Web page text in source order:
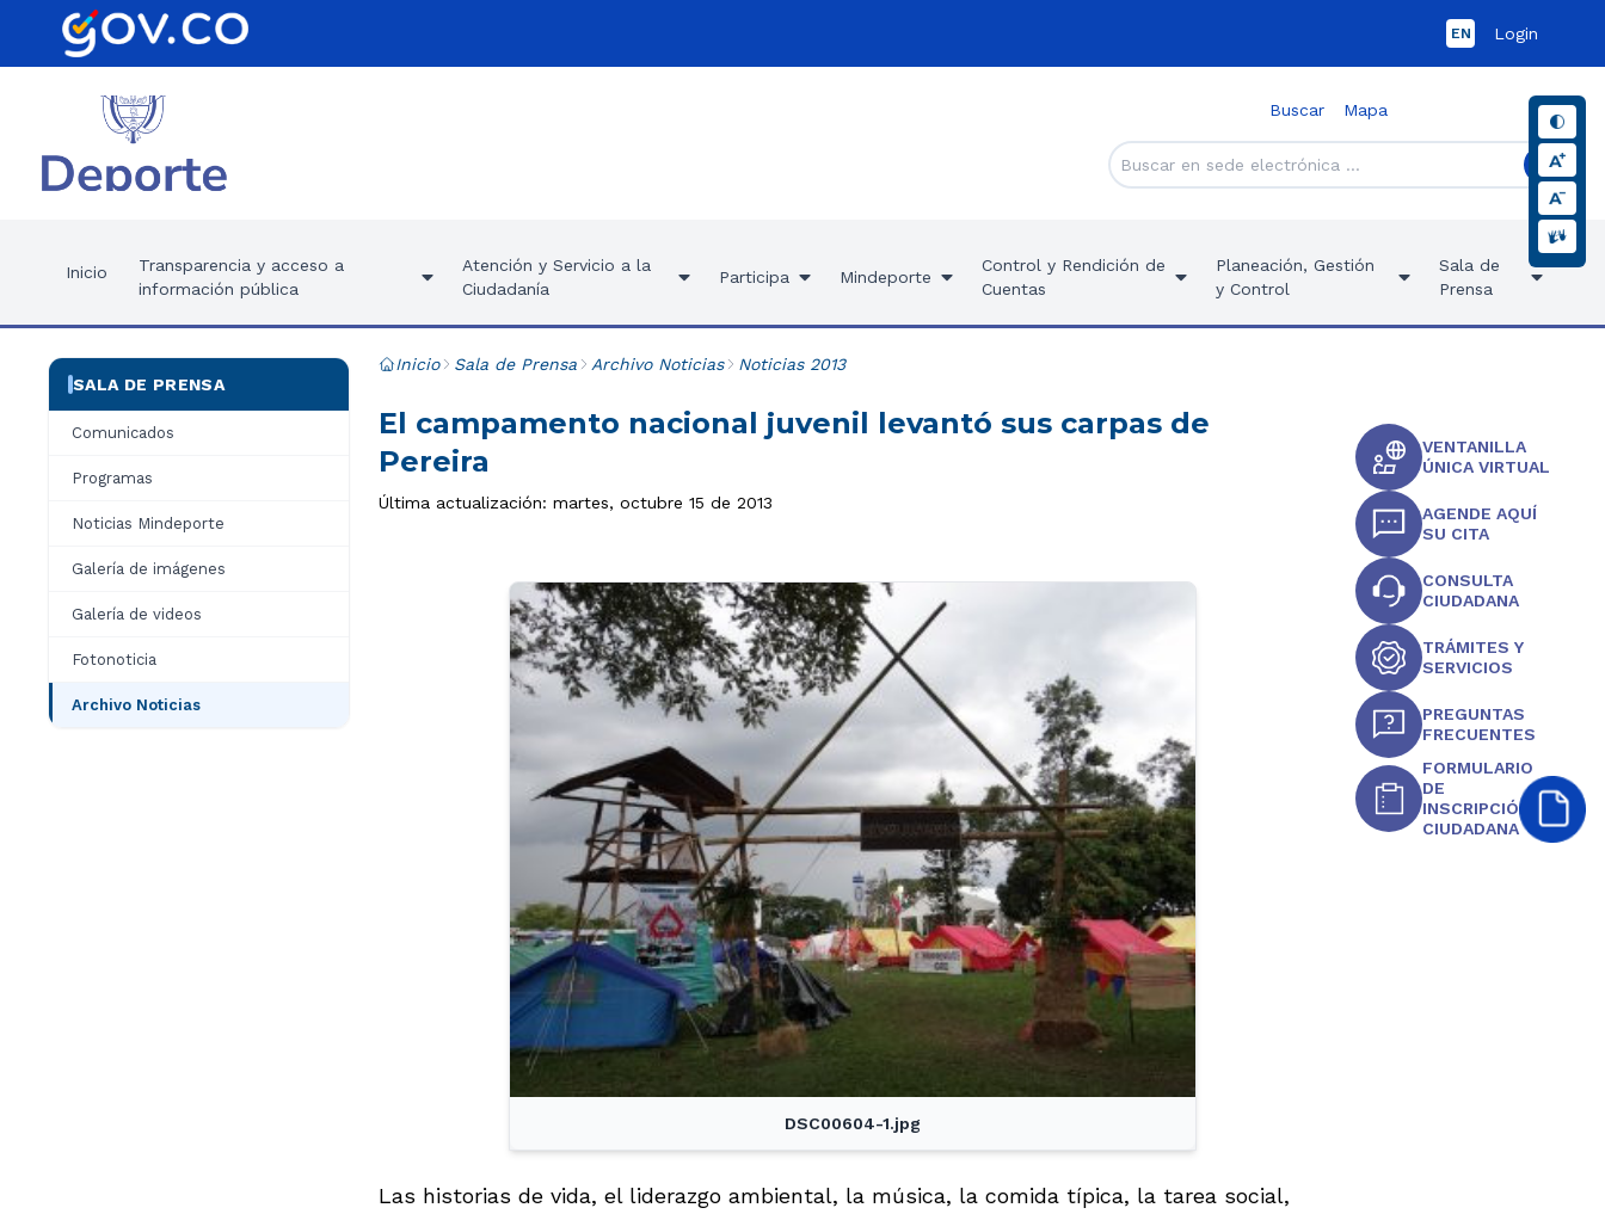
EN Login
Buscar Mapa
Inicio
Transparencia y acceso a
información pública
Atención y Servicio a la
Ciudadanía
Participa Mindeporte
Control y Rendición de
Cuentas
Planeación, Gestión
y Control
Sala de
Prensa
SALA DE PRENSA
Comunicados
Programas
Noticias Mindeporte
Galería de imágenes
Galería de videos
Fotonoticia
Archivo Noticias
Inicio Sala de Prensa Archivo Noticias Noticias 2013
El campamento nacional juvenil levantó sus carpas de
Pereira
Última actualización: martes, octubre 15 de 2013
DSC00604-1.jpg
Las historias de vida, el liderazgo ambiental, la música, la comida típica, la tarea social,
VENTANILLA
ÚNICA VIRTUAL
AGENDE AQUÍ
SU CITA
CONSULTA
CIUDADANA
TRÁMITES Y
SERVICIOS
PREGUNTAS
FRECUENTES
FORMULARIO
DE
INSCRIPCIÓN
CIUDADANA